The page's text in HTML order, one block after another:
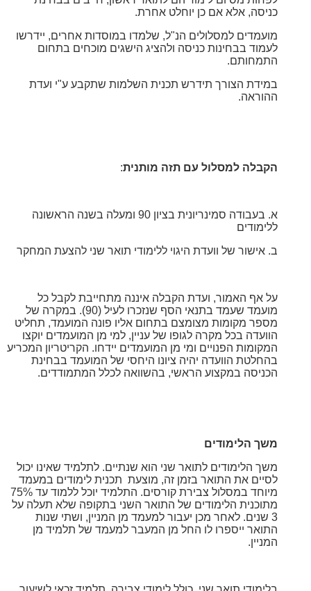
כניסה, אלא אם כן יוחלט אחרת.
מועמדים למסלולים הנ"ל, שלמדו במוסדות אחרים, יידרשו
לעמוד בבחינות כניסה ולהציג הישגים מוכחים בתחום
התמחותם.
במידת הצורך תידרש תכנית השלמות שתקבע ע"י ועדת
ההוראה.
הקבלה למסלול עם תזה מותנית:
א. בעבודה סמינריונית בציון 90 ומעלה בשנה הראשונה
ללימודים
ב. אישור של וועדת היגוי ללימודי תואר שני להצעת המחקר
על אף האמור, ועדת הקבלה איננה מתחייבת לקבל כל
מועמד שעמד בתנאי הסף שנזכרו לעיל (90). במקרה של
מספר מקומות מצומצם בתחום אליו פונה המועמד, תחליט
הוועדה בכל מקרה לגופו של עניין, למי מן המועמדים יוקצו
המקומות הפנויים ומי מן המועמדים יידחו. הקריטריון המכריע
בהחלטת הוועדה יהיה ציונו היחסי של המועמד בבחינת
הכניסה במקצוע הראשי, בהשוואה לכלל המתמודדים.
משך הלימודים
משך הלימודים לתואר שני הוא שנתיים. לתלמיד שאינו יכול
לסיים את התואר בזמן זה, מוצעת תכנית לימודים במעמד
מיוחד במסלול צבירת קורסים. התלמיד יוכל ללמוד עד 75%
מתוכנית הלימודים של התואר השני בתקופה שלא תעלה על
3 שנים. לאחר מכן יעבור למעמד מן המניין, ושתי שנות
התואר ייספרו לו החל מן המעבר למעמד של תלמיד מן
המניין.